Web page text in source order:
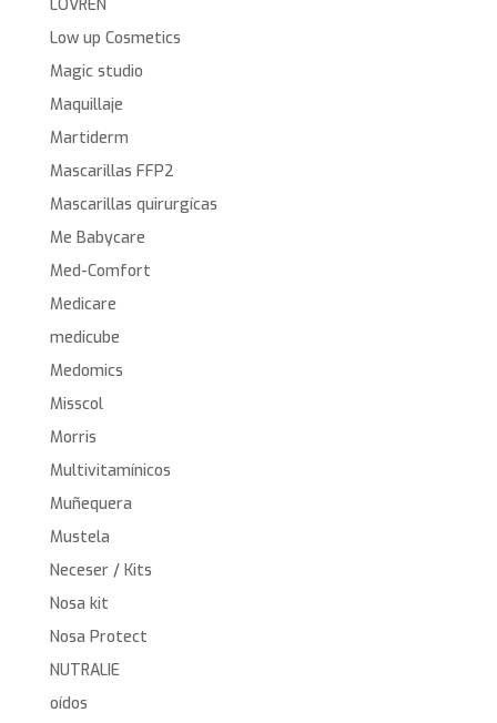
LOVREN
Low up Cosmetics
Magic studio
Maquillaje
Martiderm
Mascarillas FFP2
Mascarillas quirurgícas
Me Babycare
Med-Comfort
Medicare
medicube
Medomics
Misscol
Morris
Multivitamínicos
Muñequera
Mustela
Neceser / Kits
Nosa kit
Nosa Protect
NUTRALIE
oídos